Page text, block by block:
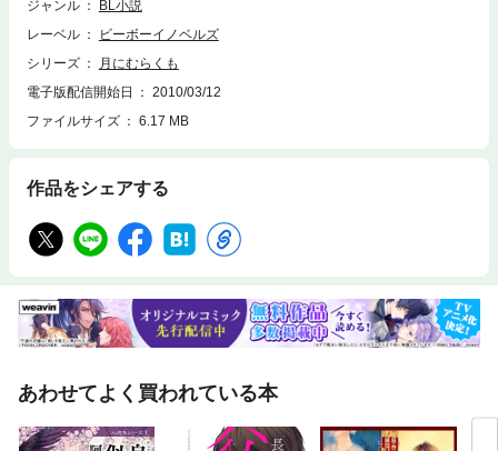
ジャンル
BL小説
レーベル
ビーボーイノベルズ
シリーズ
月にむらくも
電子版配信開始日
2010/03/12
ファイルサイズ
6.17 MB
作品をシェアする
あわせてよく買われている本